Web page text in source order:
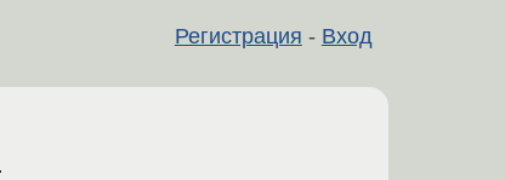
Регистрация - Вход